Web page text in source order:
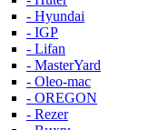
- Hyundai
- IGP
- Lifan
- MasterYard
- Oleo-mac
- OREGON
- Rezer